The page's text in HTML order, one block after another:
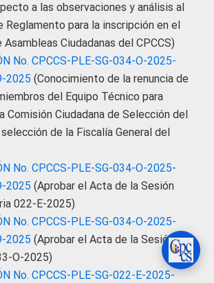
a las observaciones y análisis al
Reglamento para la inscripción en el
Ciudadanas del CPCCS)
No. CPCCS-PLE-SG-034-O-2025-
2025 (Conocimiento de la renuncia de
del Equipo Técnico para
Comisión Ciudadana de Selección del
de la Fiscalía General del
No. CPCCS-PLE-SG-034-O-2025-
2025 (Aprobar el Acta de la Sesión
022-E-2025)
No. CPCCS-PLE-SG-034-O-2025-
2025 (Aprobar el Acta de la Sesión
O-2025)
No. CPCCS-PLE-SG-022-E-2025-